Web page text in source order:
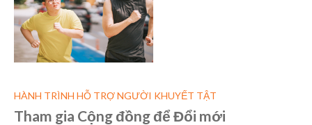
HÀNH TRÌNH HỖ TRỢ NGƯỜI KHUYẾT TẬT
Tham gia Cộng đồng để Đổi mới